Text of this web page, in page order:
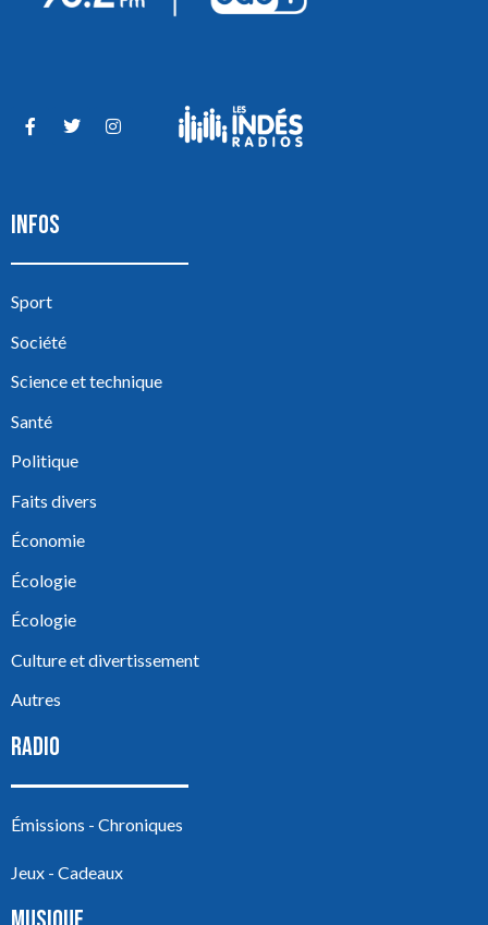
INFOS
Sport
Société
Science et technique
Santé
Politique
Faits divers
Économie
Écologie
Écologie
Culture et divertissement
Autres
RADIO
Émissions - Chroniques
Jeux - Cadeaux